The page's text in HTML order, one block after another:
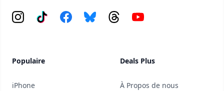
Instagram
Tiktok FacebookBlueskyThreadsYouTube
Populaire
iPhone
Deals Plus
À Propos de nous